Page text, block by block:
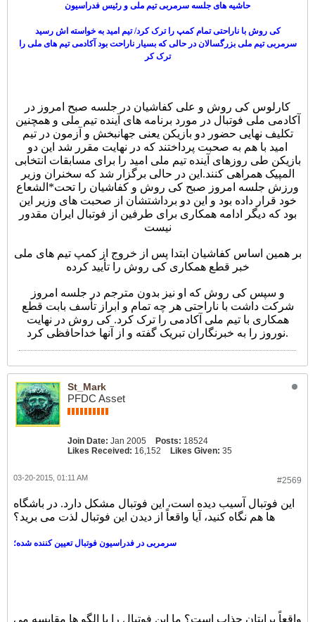
حاشیه های جلسه سرمربی تیم ملی و رئیس فدراسیون
کی روش با ناراحتی تمام کمپ را ترک کرد/ تیم امید به خواسته اش رسید
سرمربی تیم ملی بزرگسالان در حالی که بسیار ناراحت بود آکادمی تیم های ملی را
ترک کر
کارلوس کی روش و علی کفاشیان در جلسه صبح امروز در
آکادمی ملی فوتبال در مورد برنامه های آینده تیم ملی و همچنین
تکلیف نهایی حضور دو بازیکن یعنی جهانبخش و آزمون در تیم
امید با هم به صحبت پرداختند که در نهایت مقرر شد این دو
بازیکن طی روزهای آینده تیم ملی امید را برای مسابقات انتخابی
المپیک همراهی کنند. این در حالی برگزار شد که سخنران وزیر
ورزش جلسه امروز صبح کی روش و کفاشیان را تحت*الشعاع
خود قرار داده بود و این دو برداشتشان از صحبت های وزیر این
بود که دیگر ادامه همکاری برای طرفین از فوتبال ایران مقدور
نیست
بر همین اساس کفاشیان ابتدا پس از خروج از کمپ تیم های ملی
خبر قطع همکاری کی روش را تأیید کرده
و سپس کی روش که او نیز بدون مترجم در جلسه امروز
شرکت داشت با ناراحتی هر چه تمام و ابراز تأسف بابت قطع
همکاری با تیم ملی آکادمی را ترک کرد. کی روش در نهایت
نوروز را به خبرنگاران تبریک گفته و از آنها خداحافظی کرد.
St_Mark
PFDC Asset
Join Date: Jan 2005 Posts: 18524
Likes Received: 16,152 Likes Given: 35
#2569
03-20-2015, 01:11 AM
این فوتبال آسیب دیده است، این فوتبال مشکل دارد. در باشگاه
ها هم نگاه کنید، آیا واقعاً از دیدن این فوتبال لذت می برید؟
سرمربی در فدراسیون فوتبال تعیین کننده شده؛
واقعاً برایتان جذاب است؟ ما این فوتبال را با الگو ها مقایسه می